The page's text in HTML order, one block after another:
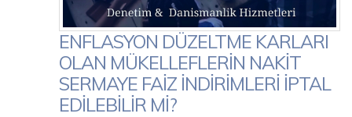
ENFLASYON DÜZELTME KARLARI
OLAN MÜKELLEFLERİN NAKİT
SERMAYE FAİZ İNDİRİMLERİ İPTAL
EDİLEBİLİR Mİ?